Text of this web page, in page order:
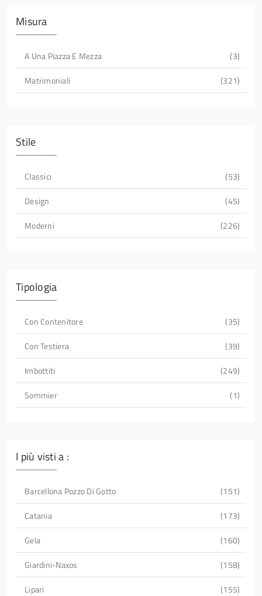
Misura
A Una Piazza E Mezza
3
Matrimoniali
321
Stile
Classici
53
Design
45
Moderni
226
Tipologia
Con Contenitore
35
Con Testiera
39
Imbottiti
249
Sommier
1
I più visti a :
Barcellona Pozzo Di Gotto
151
Catania
173
Gela
160
Giardini-Naxos
158
Lipari
155